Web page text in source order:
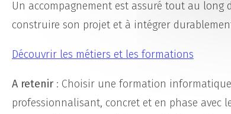
Un accompagnement est assuré tout au
construire son projet et à intégrer
Découvrir les métiers et les formations
A retenir : Choisir une formation
professionnalisant, concret et en phase avec